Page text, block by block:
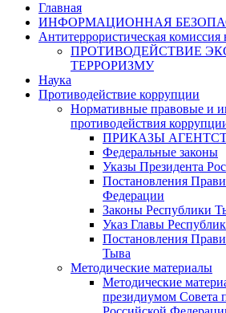
Главная
ИНФОРМАЦИОННАЯ
Антитеррористическая
ПРОТИВОДЕЙСТВИЕ
ТЕРРОРИЗМУ
Наука
Противодействие коррупции
Нормативные правовые и
противодействия
ПРИКАЗЫ
Федеральные законы
Указы Президента
Постановления
Федерации
Законы Республики
Указ Главы
Постановления
Тыва
Методические материалы
Методические
президиумом Совета